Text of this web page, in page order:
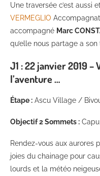
Une traversée c’est aussi
VERMEGLIO
accompagné Marc
qu’elle nous partage a son
J1 : 22 janvier 2019 –
l’aventure …
Étape : Ascu Village /
Objectif2 Sommets :
Rendez-vous aux aurores
joies du chainage pour
lourds et la météo